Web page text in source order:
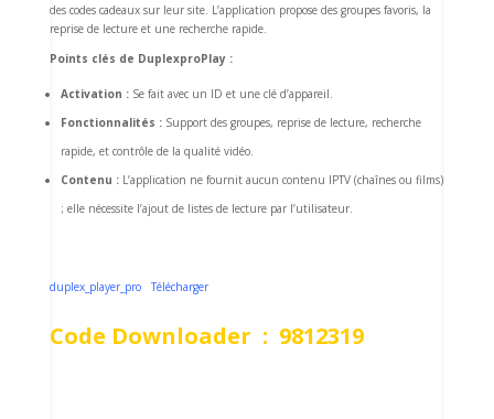
des codes cadeaux sur leur site. L’application propose des groupes favoris, la
reprise de lecture et une recherche rapide.
Points clés de DuplexproPlay :
Activation : Se fait avec un ID et une clé d’appareil.
Fonctionnalités : Support des groupes, reprise de lecture, recherche
rapide, et contrôle de la qualité vidéo.
Contenu : L’application ne fournit aucun contenu IPTV (chaînes ou films)
; elle nécessite l’ajout de listes de lecture par l’utilisateur.
duplex_player_proTélécharger
Code Downloader : 9812319